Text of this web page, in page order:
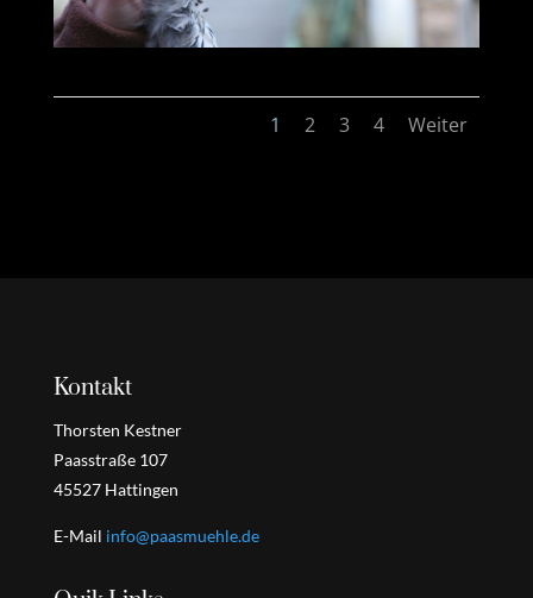
1 2 3 4 Weiter
Kontakt
Thorsten Kestner
Paasstraße 107
45527 Hattingen
E-Mail info@paasmuehle.de